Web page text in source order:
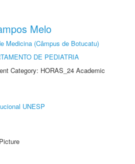
Melo
Medicina (Câmpus de Botucatu)
DE PEDIATRIA
Category: HORAS_24 Academic
UNESP